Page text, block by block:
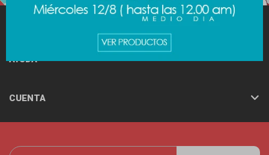
AYUDA
CUENTA